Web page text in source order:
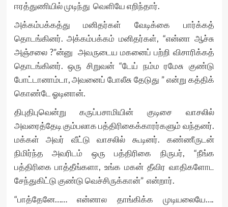
ஈரத்துணியில் முடிந்து வெளியே எறிந்தார்.
அக்கம்பக்கத்து மனிதர்கள் வேடிக்கை பார்க்கத்
தொடங்கினர். அக்கம்பக்கம் மனிதர்கள், “என்னா ஆச்சு
அஞ்சலை ?”ன்னு அவருடைய மகனைப் பற்றி விசாரிக்கத்
தொடங்கினர். ஒரு சிறுவன் “டேய் நம்ம ரமேசு குண்டு
போட்டானாம்டா, அவனைப் போலீசு தேடுது ” என்று கத்திக்
கொண்டே ஓடினான்.
திபுதிபுவென்று கருப்பசாமியின் குடிசை வாசலில்
அவரைத்தேடி கும்பலாக பத்திரிகைக்காரர்களும் வந்தனர்.
மக்கள் அவர் வீட்டு வாசலில் கூடினர். கண்ணீருடன்
நிமிர்ந்த அவரிடம் ஒரு பத்திரிகை நிருபர், “நீங்க
பத்திரிகை பாத்தீங்களா, உங்க மகன் தீவிர வாதிகளோட
சேந்துகிட்டு குண்டு வெச்சிருக்கான்” என்றார்.
“பாத்தேனே…… என்னால தாங்கிக்க முடியலையே….